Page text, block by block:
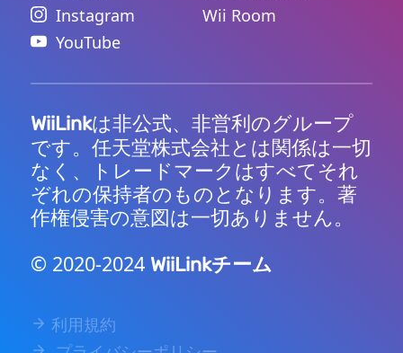
Instagram
YouTube
Wii Room
WiiLinkは非公式、非営利のグループ
です。任天堂株式会社とは関係は一切
なく、トレードマークはすべてそれ
ぞれの保持者のものとなります。著
作権侵害の意図は一切ありません。
© 2020-2024 WiiLinkチーム
利用規約